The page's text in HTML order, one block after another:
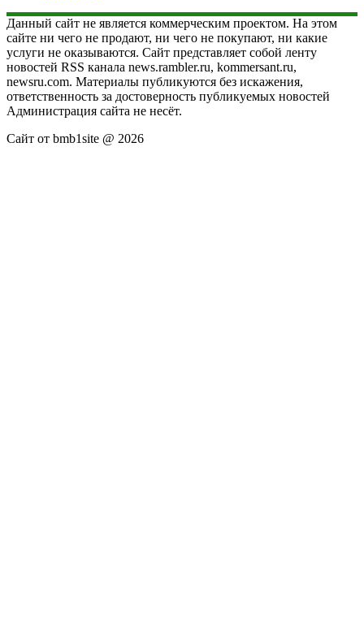
Данный сайт не является коммерческим проектом. На этом
сайте ни чего не продают, ни чего не покупают, ни какие
услуги не оказываются. Сайт представляет собой ленту
новостей RSS канала news.rambler.ru, kommersant.ru,
newsru.com. Материалы публикуются без искажения,
ответственность за достоверность публикуемых новостей
Администрация сайта не несёт.
Сайт от bmb1site @ 2026